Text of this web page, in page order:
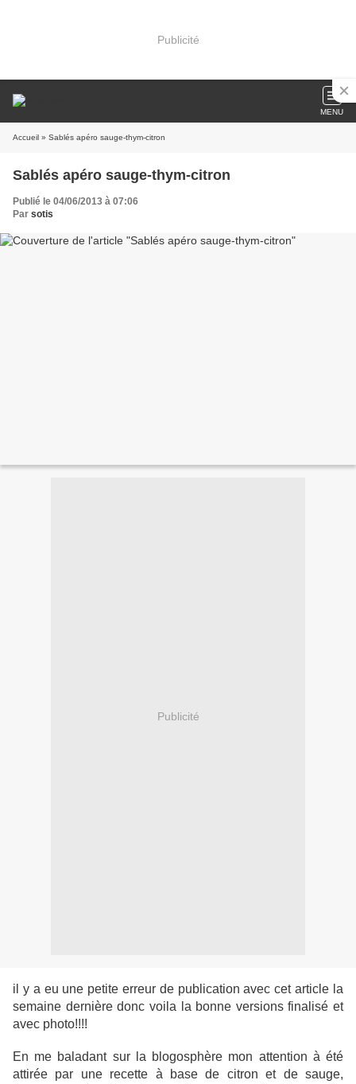
Publicité
MENU
Accueil » Sablés apéro sauge-thym-citron
Sablés apéro sauge-thym-citron
Publié le 04/06/2013 à 07:06
Par sotis
Publicité
il y a eu une petite erreur de publication avec cet article la
semaine dernière donc voila la bonne versions finalisé et
avec photo!!!!
En me baladant sur la blogosphère mon attention à été
attirée par une recette à base de citron et de sauge,